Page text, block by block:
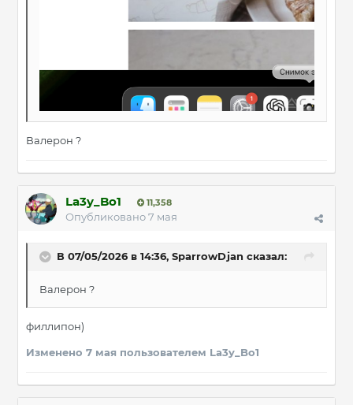
Валерон ?
La3y_Bo1 11,358
Опубликовано7 мая
В 07/05/2026 в 14:36, SparrowDjan сказал:
Валерон ?
филлипон)
Изменено 7 мая пользователем La3y_Bo1